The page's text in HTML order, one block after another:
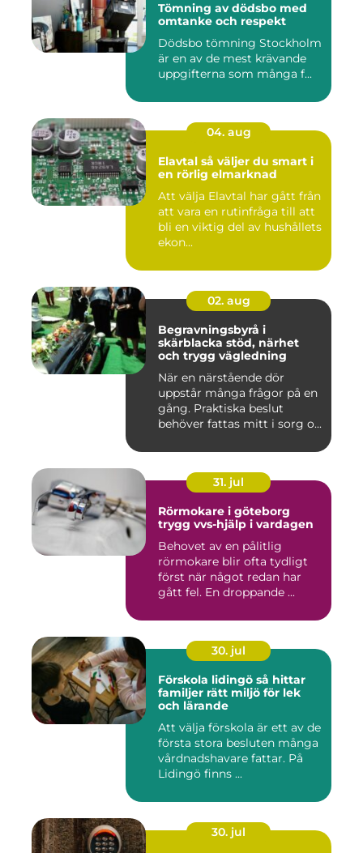
Tömning av dödsbo med
omtanke och respekt
Dödsbo tömning Stockholm
är en av de mest krävande
uppgifterna som många f...
04. aug
Elavtal så väljer du smart i
en rörlig elmarknad
Att välja Elavtal har gått från
att vara en rutinfråga till att
bli en viktig del av hushållets
ekon...
02. aug
Begravningsbyrå i
skärblacka stöd, närhet
och trygg vägledning
När en närstående dör
uppstår många frågor på en
gång. Praktiska beslut
behöver fattas mitt i sorg o...
31. jul
Rörmokare i göteborg
trygg vvs-hjälp i vardagen
Behovet av en pålitlig
rörmokare blir ofta tydligt
först när något redan har
gått fel. En droppande ...
30. jul
Förskola lidingö så hittar
familjer rätt miljö för lek
och lärande
Att välja förskola är ett av de
första stora besluten många
vårdnadshavare fattar. På
Lidingö finns ...
30. jul